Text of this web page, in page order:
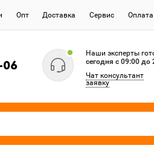
Опт Доставка Сервис Оплата
06
Наши эксперты
сегодня c 09:00
Чат консультант
заявку